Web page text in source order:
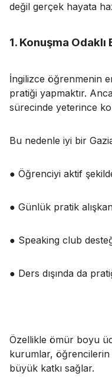
değil gerçek hayata
1. Konuşma
İngilizce öğrenmenin
pratiği yapmaktır.
sürecinde yeterince
Bu nedenle iyi bir
● Öğrenciyi aktif
● Günlük pratik
● Speaking club
● Ders dışında da
Özellikle ömür boyu
kurumlar, öğrencilerin
büyük katkı sağlar.